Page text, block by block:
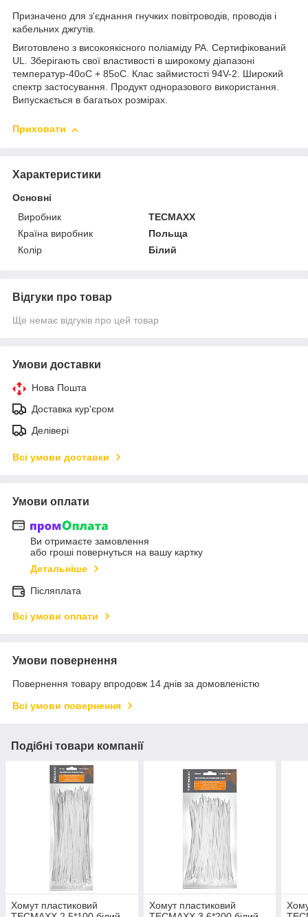
Призначено для з'єднання гнучких повітроводів, проводів і
кабельних джгутів.
Виготовлено з високоякісного поліаміду PA. Сертифікований
UL. Зберігають свої властивості в широкому діапазоні
температур-40oC + 85oC. Клас займистості 94V-2. Широкий
спектр застосування. Продукт одноразового використання.
Випускається в багатьох розмірах.
Приховати
Характеристики
Основні
Виробник
TECMAXX
Країна виробник
Польща
Колір
Білий
Відгуки про товар
Ще немає відгуків про цей товар
Умови доставки
Нова Пошта
Доставка кур'єром
Делівері
Всі умови доставки
Умови оплати
Ви отримаєте замовлення
або гроші повернуться на вашу картку
Детальніше
Післяплата
Всі умови оплати
Умови повернення
Повернення товару впродовж 14 днів за домовленістю
Всі умови повернення
Подібні товари компанії
Хомут пластиковий
Хомут пластиковий